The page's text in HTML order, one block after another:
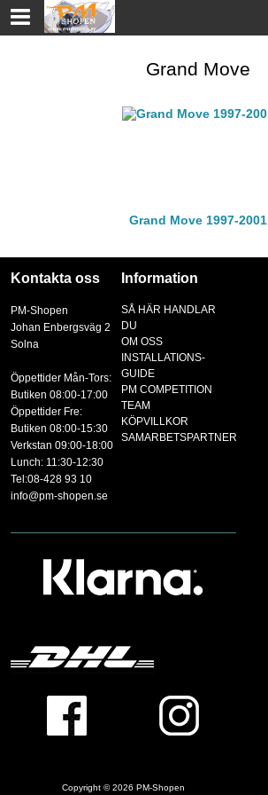
Grand Move
Grand Move 1997-2001
Kontakta oss
PM-Shopen
Johan Enbergsväg 2
Solna
Öppettider Mån-Tors:
Butiken 08:00-17:00
Öppettider Fre:
Butiken 08:00-15:30
Verkstan 09:00-18:00
Lunch: 11:30-12:30
Tel:08-428 93 10
info@pm-shopen.se
Information
SÅ HÄR HANDLAR
DU
OM OSS
INSTALLATIONS-
GUIDE
PM COMPETITION
TEAM
KÖPVILLKOR
SAMARBETSPARTNER
Copyright © 2026 PM-Shopen